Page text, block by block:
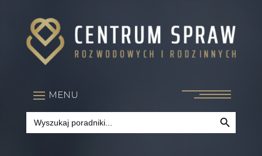
for:
Search Button